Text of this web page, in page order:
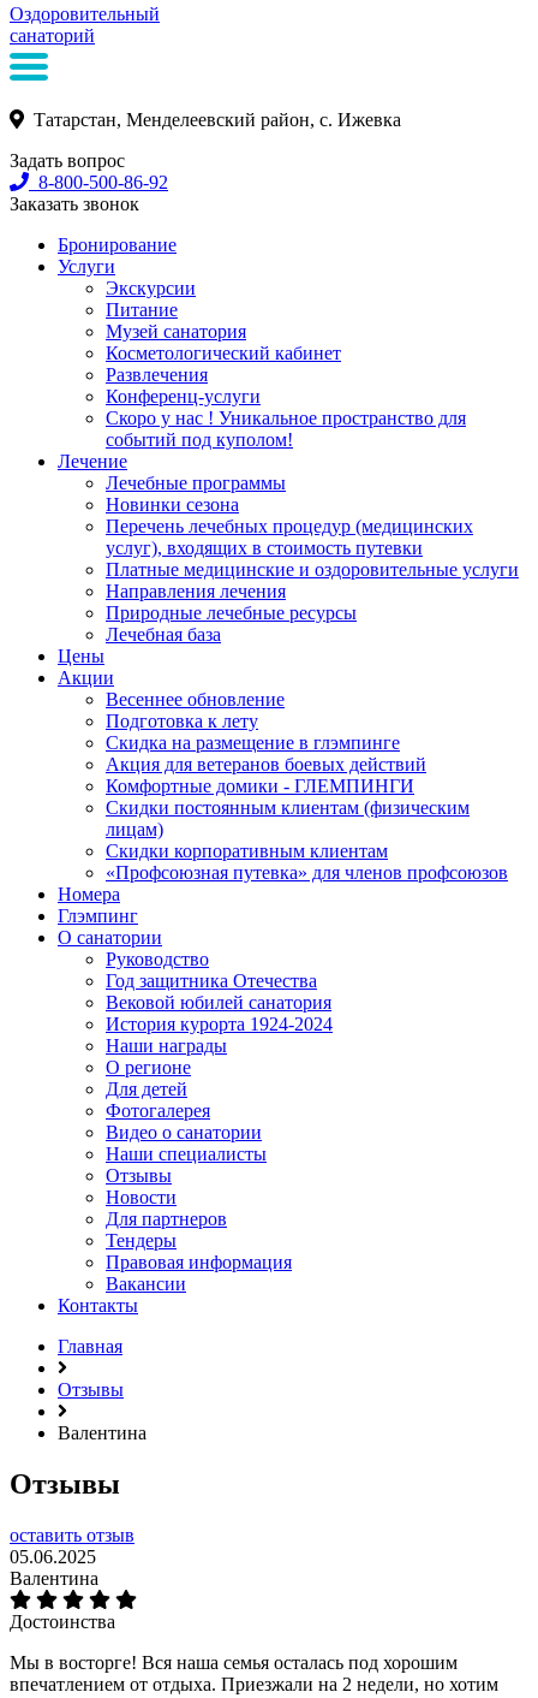
Оздоровительный
санаторий
Татарстан, Менделеевский район, с. Ижевка
Задать вопрос
8-800-500-86-92
Заказать звонок
Бронирование
Услуги
Экскурсии
Питание
Музей санатория
Косметологический кабинет
Развлечения
Конференц-услуги
Скоро у нас ! Уникальное пространство для
событий под куполом!
Лечение
Лечебные программы
Новинки сезона
Перечень лечебных процедур (медицинских
услуг), входящих в стоимость путевки
Платные медицинские и оздоровительные услуги
Направления лечения
Природные лечебные ресурсы
Лечебная база
Цены
Акции
Весеннее обновление
Подготовка к лету
Скидка на размещение в глэмпинге
Акция для ветеранов боевых действий
Комфортные домики - ГЛЕМПИНГИ
Скидки постоянным клиентам (физическим
лицам)
Скидки корпоративным клиентам
«Профсоюзная путевка» для членов профсоюзов
Номера
Глэмпинг
О санатории
Руководство
Год защитника Отечества
Вековой юбилей санатория
История курорта 1924-2024
Наши награды
О регионе
Для детей
Фотогалерея
Видео о санатории
Наши специалисты
Отзывы
Новости
Для партнеров
Тендеры
Правовая информация
Вакансии
Контакты
Главная
Отзывы
Валентина
Отзывы
оставить отзыв
05.06.2025
Валентина
Достоинства
Мы в восторге! Вся наша семья осталась под хорошим
впечатлением от отдыха. Приезжали на 2 недели, но хотим